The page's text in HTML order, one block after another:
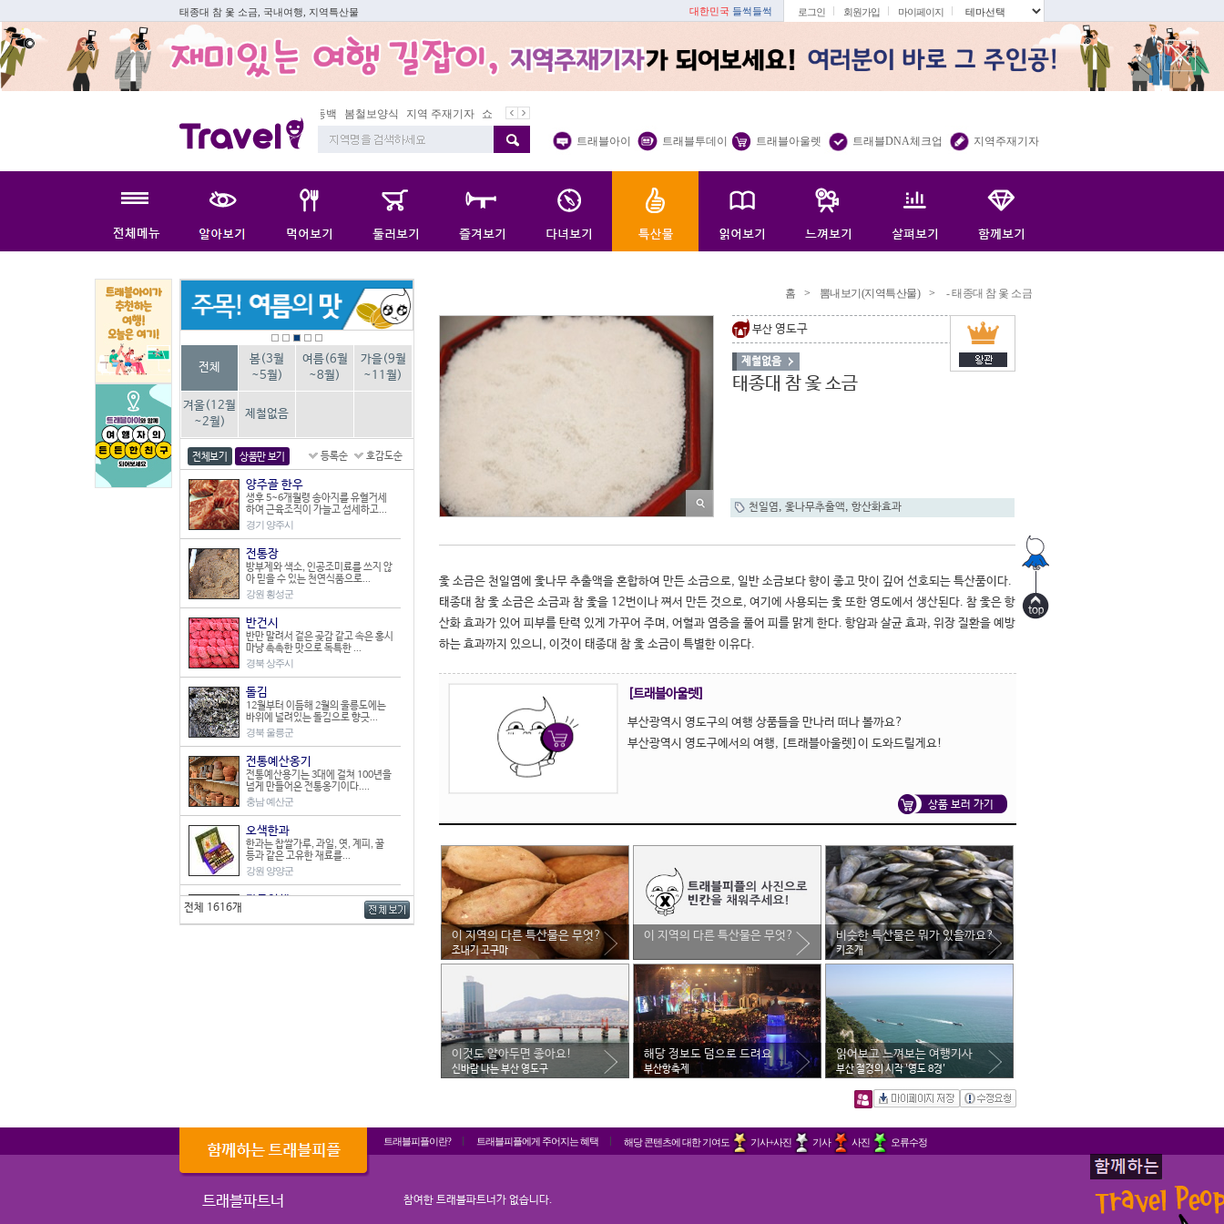
태종대 참 옻 소금, 국내여행, 지역특산물 대한민국 들썩들썩 로그인 회원가입 마이페이지
봄철보양식 지역 주재기자 쇼 미 더 트래블아이
트래블아이 트래블투데이 트래블아울렛 트래블DNA체크업 지역주재기자
전체
봄(3월
~5월)
여름(6월
~8월)
가을(9월
~11월)
겨울(12월
~2월)
제철없음
등록순 호감도순
전체보기 상품만 보기
양주골 한우
생후 5~6개월령 송아지를 유혈거세
하여 근육조직이 가늘고 섬세하고...
경기 양주시
전통장
방부제와 색소, 인공조미료를 쓰지 않
아 믿을 수 있는 천연식품으로...
강원 횡성군
반건시
반만 말려서 겉은 곶감 같고 속은 홍시
마냥 촉촉한 맛으로 독특한 ...
경북 상주시
돌김
12월부터 이듬해 2월의 울릉도에는
바위에 널려있는 돌김으로 향긋...
경북 울릉군
전통예산옹기
전통예산용기는 3대에 걸쳐 100년을
넘게 만들어온 전통옹기이다....
충남 예산군
오색한과
한과는 찹쌀가루, 과일, 엿, 계피, 꿀
등과 같은 고유한 재료를...
강원 양양군
감물염색
청도 감은 수분 함량이 많고 씨가 없어
염색 재료로 아주 적합하다...
경남 사천시
매생이
는 완도군의 대표 특산물 중 하...
전체 1616개
홈 > 뽐내보기(지역특산물) > - 태종대 참 옻 소금
부산 영도구
제철없음
태종대 참 옻 소금
천일염, 옻나무추출액, 항산화효과
옻 소금은 천일염에 옻나무 추출액을 혼합하여 만든 소금으로, 일반 소금보다 향이 좋고 맛이 깊어 선호되는 특산품이다.
태종대 참 옻 소금은 소금과 참 옻을 12번이나 쪄서 만든 것으로, 여기에 사용되는 옻 또한 영도에서 생산된다. 참 옻은 항
산화 효과가 있어 피부를 탄력 있게 가꾸어 주며, 어혈과 염증을 풀어 피를 맑게 한다. 항암과 살균 효과, 위장 질환을 예방
하는 효과까지 있으니, 이것이 태종대 참 옻 소금이 특별한 이유다.
[트래블아울렛]
부산광역시 영도구의 여행 상품들을 만나러 떠나 볼까요?
부산광역시 영도구에서의 여행, [트래블아울렛]이 도와드릴게요!
상품 보러 가기
이 지역의 다른 특산물은 무엇?
조내기 고구마
이 지역의 다른 특산물은 무엇? 비슷한 특산물은 뭐가 있을까요?
키조개
이것도 알아두면 좋아요!
신바람 나는 부산 영도구
해당 정보도 덤으로 드려요
부산항축제
읽어보고 느껴보는 여행기사
부산 절경의 시작 '영도 8경'
트래블피플이란? 트래블피플에게 주어지는 혜택 해당 콘텐츠에 대한 기여도 기사+사진 기사 사진 오류수정
트래블파트너 참여한 트래블파트너가 없습니다.